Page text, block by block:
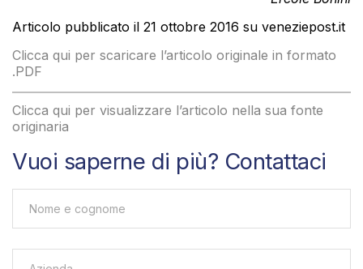
Articolo pubblicato il 21 ottobre 2016 su veneziepost.it
Clicca qui per scaricare l’articolo originale in formato
.PDF
Clicca qui per visualizzare l’articolo nella sua fonte
originaria
Vuoi saperne di più? Contattaci